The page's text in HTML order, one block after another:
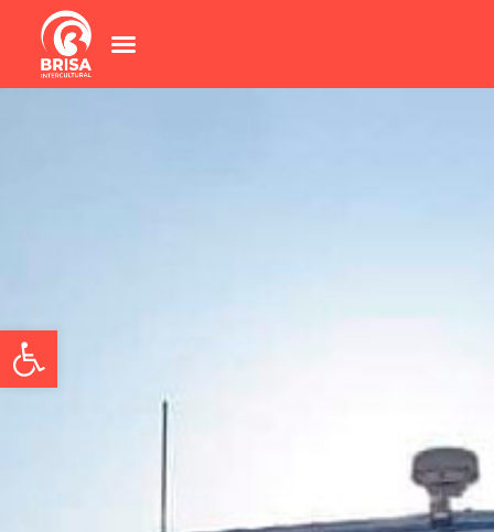
Abrir barra de herramientas